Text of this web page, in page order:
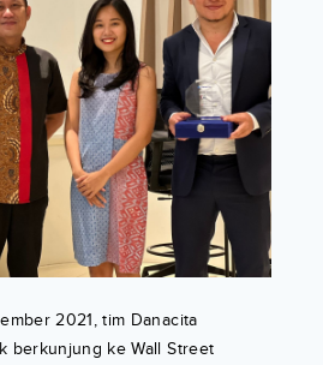
2021, tim Danacita
berkunjung ke Wall Street